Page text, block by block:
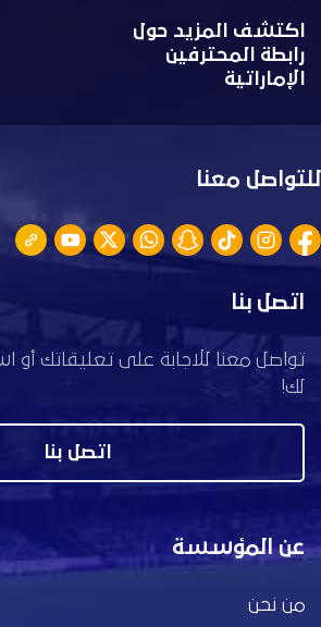
اكتشف المزيد حول
رابطة المحترفين
الإماراتية
للتواصل معنا
اتصل بنا
تواصل معنا للاجابة على تعليقاتك
لك!
اتصل بنا
عن المؤسسة
من نحن